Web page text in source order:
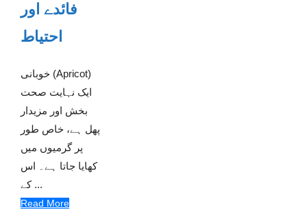
فائدے اور
احتیاط
خوبانی (Apricot)
ایک نہایت صحت
بخش اور مزیدار
پھل ہے، خاص طور
پر گرمیوں میں
کھایا جاتا ہے۔ اس
کے ...
Read More